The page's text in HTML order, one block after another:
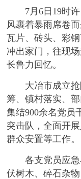
7月6日19时许
风裹着暴雨席卷
瓦片、砖头、彩
冲出家门，往现
长鲁力回忆。
大冶市成立抢
筹、镇村落实、
集结900余名党员
突击队，全面开
群众安置等工作。
各支党员应急
伏树木、碎石杂